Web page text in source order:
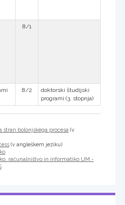
8/1
8/2
doktorski študijski
programi (3. stopnja)
stran bolonjskega procesa (v
(v angleškem jeziku)
računalništvo in informatiko UM -